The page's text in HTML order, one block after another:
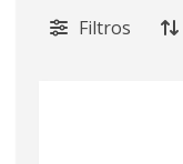
Filtros